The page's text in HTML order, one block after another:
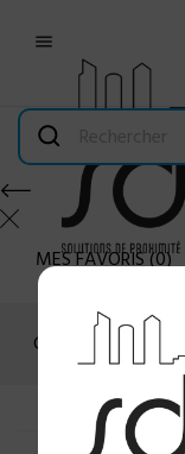

MES FAVORIS(0)
Connexion